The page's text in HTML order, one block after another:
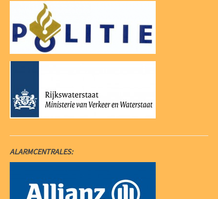
ALARMCENTRALES: